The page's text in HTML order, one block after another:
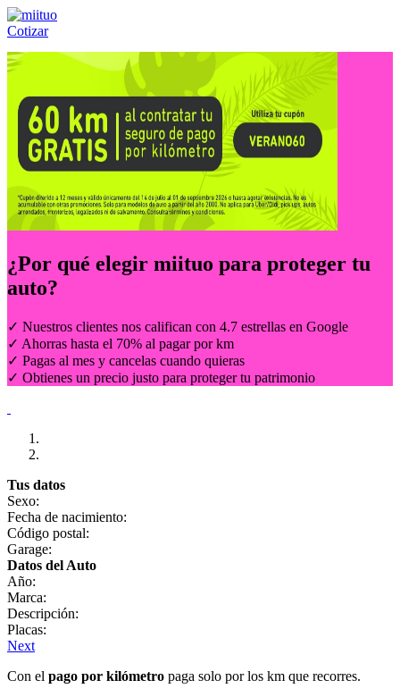
Cotizar
Llámanos al:(55) 84-21-05-00 ó
¿Por qué elegir miituo para proteger tu
auto?
✓ Nuestros clientes nos califican con 4.7 estrellas en Google
✓ Ahorras hasta el 70% al pagar por km
✓ Pagas al mes y cancelas cuando quieras
✓ Obtienes un precio justo para proteger tu patrimonio
Tus datos
Sexo:
Fecha de nacimiento:
Código postal:
Garage:
Datos del Auto
Año:
Marca:
Descripción:
Placas:
Next
Con el pago por kilómetro paga solo por los km que recorres.